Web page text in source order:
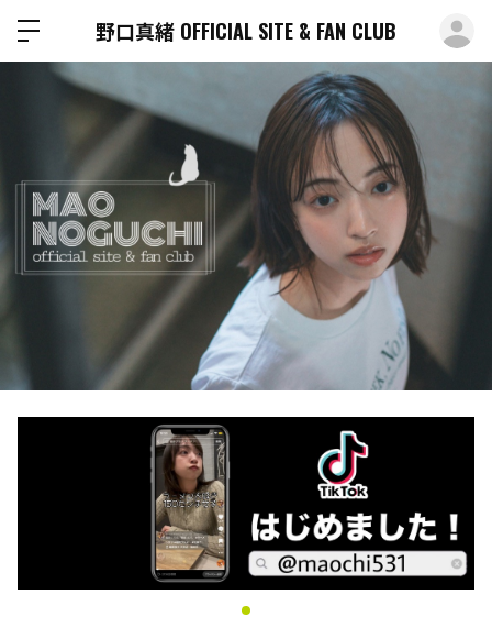
野口真緒 OFFICIAL SITE & FAN CLUB